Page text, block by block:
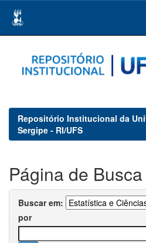
navigation
Repositório Institucional da
Sergipe - RI/UFS
Página de Busca
Buscar em:
por